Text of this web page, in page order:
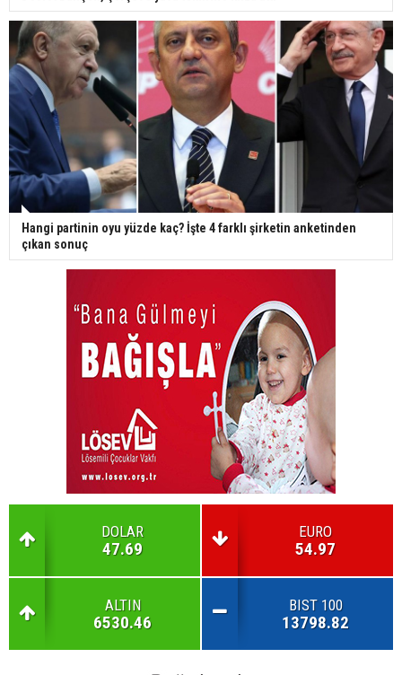
Hangi partinin oyu yüzde kaç? İşte 4 farklı şirketin anketinden
çıkan sonuç
DOLAR
47.69
EURO
54.97
ALTIN
6530.46
BIST 100
13798.82